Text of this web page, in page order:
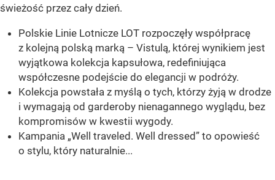
świeżość przez cały dzień.
Polskie Linie Lotnicze LOT rozpoczęły współpracę
z kolejną polską marką – Vistulą, której wynikiem jest
wyjątkowa kolekcja kapsułowa, redefiniująca
współczesne podejście do elegancji w podróży.
Kolekcja powstała z myślą o tych, którzy żyją w drodze
i wymagają od garderoby nienagannego wyglądu, bez
kompromisów w kwestii wygody.
Kampania „Well traveled. Well dressed” to opowieść
o stylu, który naturalnie...